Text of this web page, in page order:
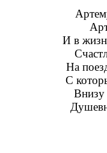
И в
На
С
Внизу